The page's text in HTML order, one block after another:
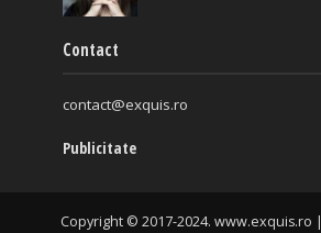
Contact
contact@exquis.ro
Publicitate
Copyright © 2017-2024. www.exquis.ro |